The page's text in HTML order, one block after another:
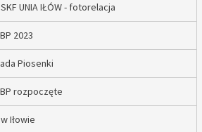
UNIA IŁÓW - fotorelacja
2023
Piosenki
rozpoczęte
Iłowie